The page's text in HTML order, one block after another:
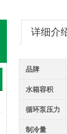
详细介
品牌
水箱容积
循环泵压力
制冷量